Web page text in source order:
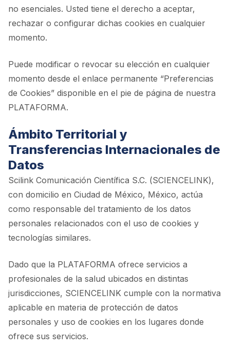
no esenciales. Usted tiene el derecho a aceptar,
rechazar o configurar dichas cookies en cualquier
momento.
Puede modificar o revocar su elección en cualquier
momento desde el enlace permanente “Preferencias
de Cookies” disponible en el pie de página de nuestra
PLATAFORMA.
Ámbito Territorial y
Transferencias Internacionales de
Datos
Scilink Comunicación Científica S.C. (SCIENCELINK),
con domicilio en Ciudad de México, México, actúa
como responsable del tratamiento de los datos
personales relacionados con el uso de cookies y
tecnologías similares.
Dado que la PLATAFORMA ofrece servicios a
profesionales de la salud ubicados en distintas
jurisdicciones, SCIENCELINK cumple con la normativa
aplicable en materia de protección de datos
personales y uso de cookies en los lugares donde
ofrece sus servicios.